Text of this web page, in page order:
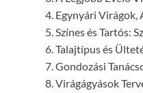
Egynyári Virágok,
Színes és Tartós:
Talajtípus és
Gondozási
Virágágyások